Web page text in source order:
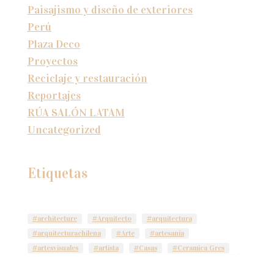
Paisajismo y diseño de exteriores
Perú
Plaza Deco
Proyectos
Reciclaje y restauración
Reportajes
RÚA SALÓN LATAM
Uncategorized
Etiquetas
#architecture #Arquitecto
#arquitectura
#arquitecturachilena
#Arte
#artesanía
#artesvisuales
#artista #Casas
#Ceramica Gres